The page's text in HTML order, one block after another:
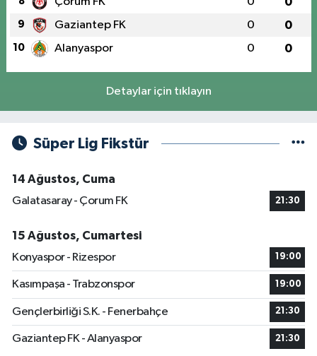
9 Gaziantep FK 0 0
10 Alanyaspor 0 0
Detaylar için tıklayın
Süper Lig Fikstür
14 Ağustos, Cuma
Galatasaray - Çorum FK
21:30
15 Ağustos, Cumartesi
Konyaspor - Rizespor
19:00
Kasımpaşa - Trabzonspor 19:00
Gençlerbirliği S.K. - Fenerbahçe 21:30
Gaziantep FK - Alanyaspor 21:30